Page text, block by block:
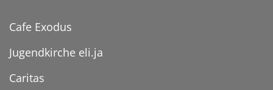
Cafe Exodus
Jugendkirche eli.ja
Caritas